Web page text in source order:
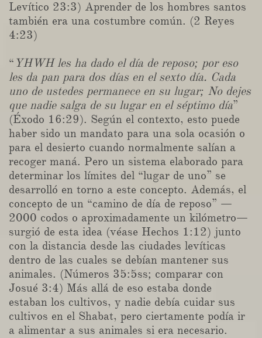
Levítico 23:3) Aprender de los hombres santos
también era una costumbre común. (2 Reyes
4:23)
“ YHWH les ha dado el día de reposo; por eso
les da pan para dos días en el sexto día. Cada
uno de ustedes permanece en su lugar; No dejes
que nadie salga de su lugar en el séptimo día”
(Éxodo 16:29). Según el contexto, esto puede
haber sido un mandato para una sola ocasión o
para el desierto cuando normalmente salían a
recoger maná. Pero un sistema elaborado para
determinar los límites del “lugar de uno” se
desarrolló en torno a este concepto. Además, el
concepto de un “camino de día de reposo” —
2000 codos o aproximadamente un kilómetro—
surgió de esta idea (véase Hechos 1:12) junto
con la distancia desde las ciudades levíticas
dentro de las cuales se debían mantener sus
animales. (Números 35:5ss; comparar con
Josué 3:4) Más allá de eso estaba donde
estaban los cultivos, y nadie debía cuidar sus
cultivos en el Shabat, pero ciertamente podía ir
a alimentar a sus animales si era necesario.